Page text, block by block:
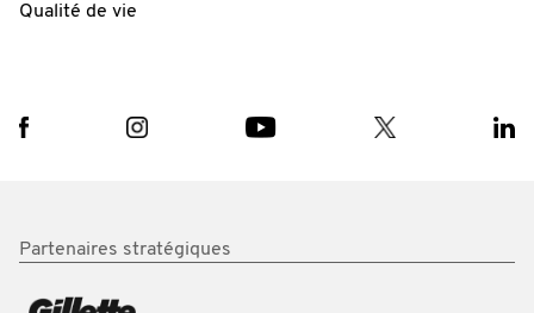
Qualité de vie
Partenaires stratégiques